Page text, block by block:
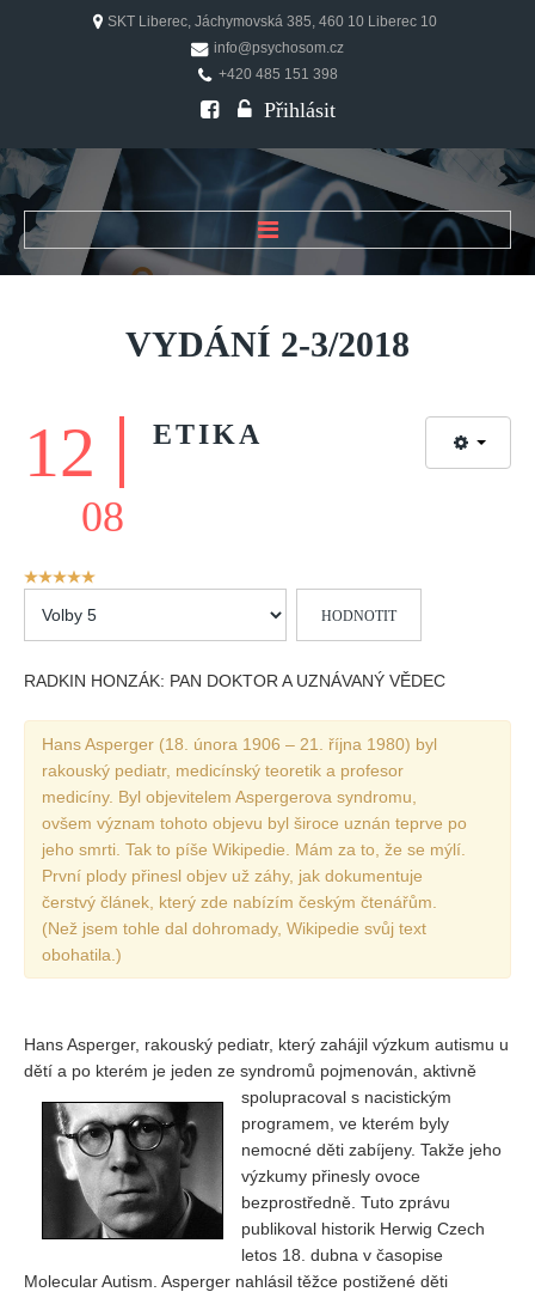
SKT Liberec, Jáchymovská 385, 460 10 Liberec 10
info@psychosom.cz
+420 485 151 398
Přihlásit
ÚVOD
O ČASOPISU
Historie
FAQ
Vydání 3/ 2025
Vydání 2/ 2025
Vydání 1-2/ 2024
Vydání 3-4/ 2023
Vydání 1-2/ 2023
Vydání 1-2/ 2022
Vydání 3-4/ 2022
Vydání 3-4/ 2021
Vydání 3-4/ 2020
Vydání 1-2/ 2020
Vydání 3-4/ 2019
Vydání 1-2/ 2019
Vydání 4/2018
Vydání 2-3/2018
Vydání 1-2018
VYDÁNÍ 2-3/2018
12
08
ETIKA
Hodnocení
prosím
RADKIN HONZÁK: PAN DOKTOR A UZNÁVANÝ VĚDEC
Hans Asperger (18. února 1906 – 21. října 1980) byl
rakouský pediatr, medicínský teoretik a profesor
medicíny. Byl objevitelem Aspergerova syndromu,
ovšem význam tohoto objevu byl široce uznán teprve po
jeho smrti. Tak to píše Wikipedie. Mám za to, že se mýlí.
První plody přinesl objev už záhy, jak dokumentuje
čerstvý článek, který zde nabízím českým čtenářům.
(Než jsem tohle dal dohromady, Wikipedie svůj text
obohatila.)
Hans Asperger, rakouský pediatr, který zahájil výzkum autismu u
dětí a po kterém je jeden ze syndromů pojmenován, aktivně
spolupracoval s nacistickým
programem, ve kterém byly
nemocné děti zabíjeny. Takže jeho
výzkumy přinesly ovoce
bezprostředně. Tuto zprávu
publikoval historik Herwig Czech
letos 18. dubna v časopise
Molecular Autism. Asperger nahlásil těžce postižené děti